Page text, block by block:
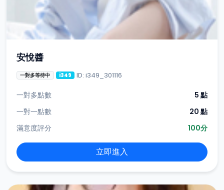
安悅醬
一對多等待中 i349 ID: i349_301116
一對多點數
5 點
一對一點數
20 點
滿意度評分
100分
立即進入